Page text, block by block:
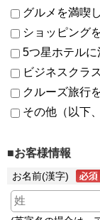
グルメを満喫
ショッピング
5つ星ホテル
ビジネスクラ
クルーズ旅行
その他（以下
■お客様情報
お名前(漢字)